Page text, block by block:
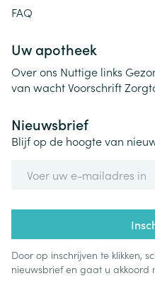
FAQ
Uw apotheek
Over ons Nuttige links
van wachtVoorschrift
Nieuwsbrief
Blijf op de hoogte van
Door op inschrijven te klikken,
nieuwsbrief en gaat u akkoord